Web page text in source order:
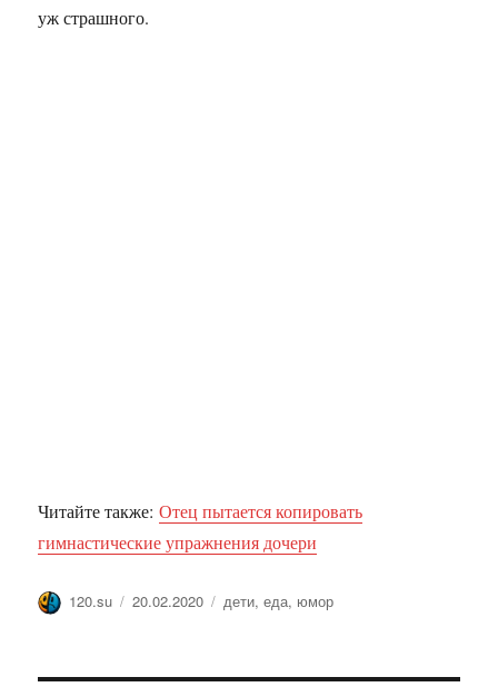
уж страшного.
Читайте также:Отец пытается копировать
гимнастические упражнения дочери
Автор
120.su Опубликовано
20.02.2020 Метки
дети,еда, юмор